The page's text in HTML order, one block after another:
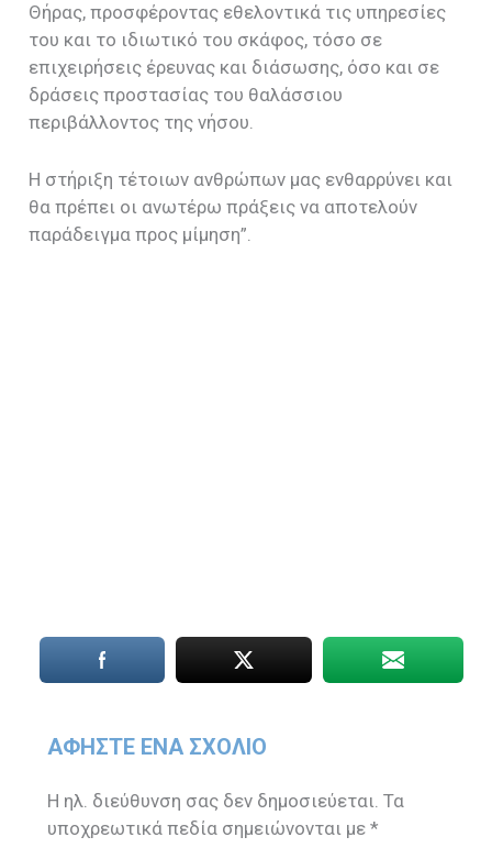
Θήρας, προσφέροντας εθελοντικά τις υπηρεσίες
του και το ιδιωτικό του σκάφος, τόσο σε
επιχειρήσεις έρευνας και διάσωσης, όσο και σε
δράσεις προστασίας του θαλάσσιου
περιβάλλοντος της νήσου.
Η στήριξη τέτοιων ανθρώπων μας ενθαρρύνει και
θα πρέπει οι ανωτέρω πράξεις να αποτελούν
παράδειγμα προς μίμηση”.
ΑΦΉΣΤΕ ΈΝΑ ΣΧΌΛΙΟ
Η ηλ. διεύθυνση σας δεν δημοσιεύεται. Τα
υποχρεωτικά πεδία σημειώνονται με*